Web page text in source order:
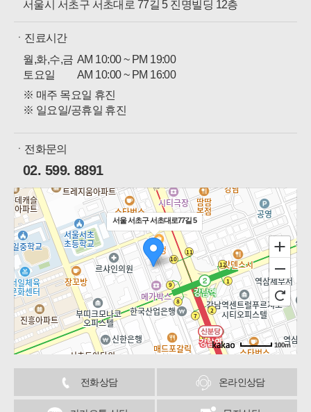
서울시 서초구 서초대로 77길 5 진명빌딩 12층
ㆍ진료시간
월,화,수,금 AM 10:00 ~ PM 19:00
토요일
AM 10:00 ~ PM 16:00
※ 매주 목요일 휴진
※ 일요일/공휴일 휴진
ㆍ전화문의
02. 599. 8891
서울 서초구 서초대로77길 5
100m
전화상담 온라인상담